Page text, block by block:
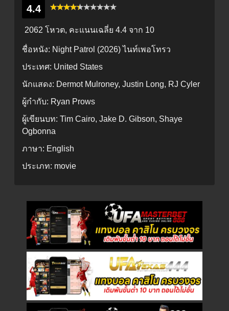
4.4
2062 โหวต, คะแนนเฉลี่ย 4.4 จาก 10
ชื่อหนัง: Night Patrol (2026) ไนท์เพอโทรว
ประเทศ: United States
นักแสดง: Dermot Mulroney, Justin Long, RJ Cyler
ผู้กำกับ: Ryan Prows
ผู้เขียนบท: Tim Cairo, Jake D. Gibson, Shaye
Ogbonna
ภาษา: English
ประเภท: movie